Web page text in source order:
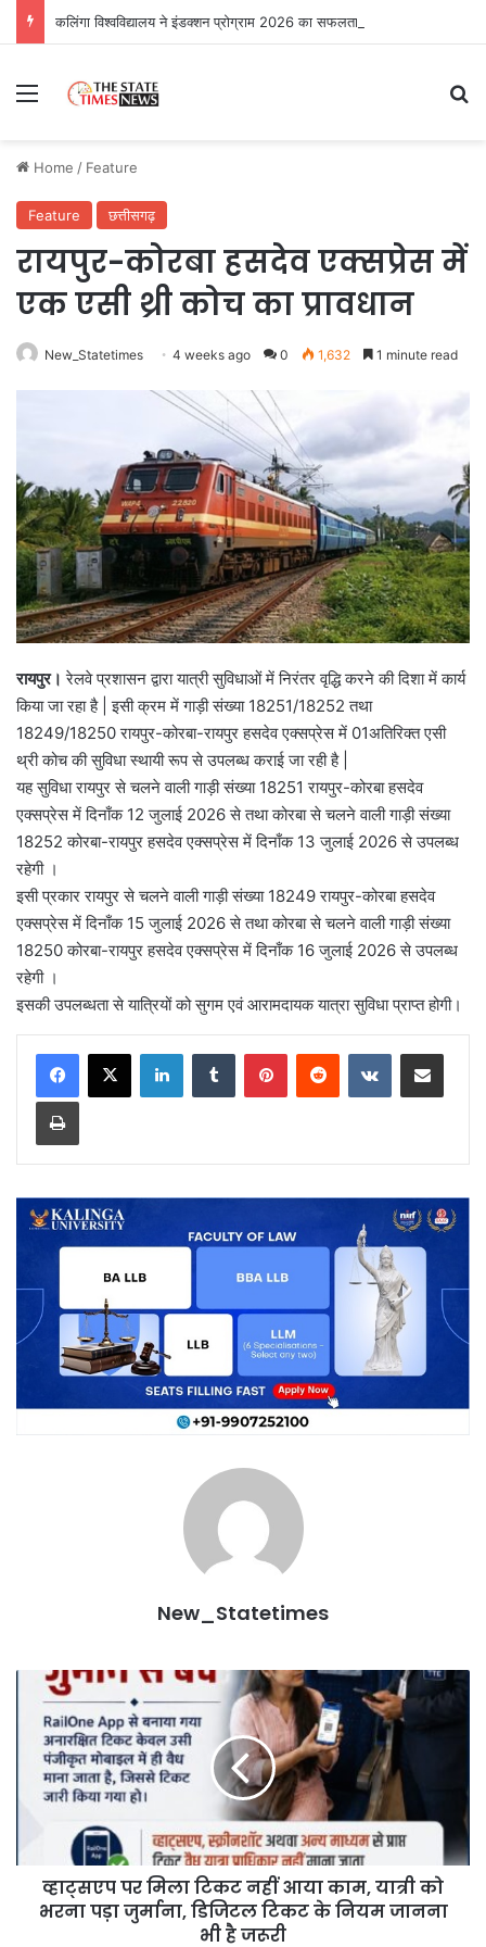
कलिंगा विश्वविद्यालय ने इंडक्शन प्रोग्राम 2026 का सफलतापूर्वक आयोजन
Menu
Home / Feature
Feature छत्तीसगढ़
रायपुर-कोरबा हसदेव एक्सप्रेस में
एक एसी थ्री कोच का प्रावधान
New_Statetimes 4 weeks ago 0 1,632 1 minute read
रायपुर। रेलवे प्रशासन द्वारा यात्री सुविधाओं में निरंतर वृद्धि करने की दिशा में कार्य
किया जा रहा है | इसी क्रम में गाड़ी संख्या 18251/18252 तथा
18249/18250 रायपुर-कोरबा-रायपुर हसदेव एक्सप्रेस में 01अतिरिक्त एसी
थ्री कोच की सुविधा स्थायी रूप से उपलब्ध कराई जा रही है |
यह सुविधा रायपुर से चलने वाली गाड़ी संख्या 18251 रायपुर-कोरबा हसदेव
एक्सप्रेस में दिनाँक 12 जुलाई 2026 से तथा कोरबा से चलने वाली गाड़ी संख्या
18252 कोरबा-रायपुर हसदेव एक्सप्रेस में दिनाँक 13 जुलाई 2026 से उपलब्ध
रहेगी ।
इसी प्रकार रायपुर से चलने वाली गाड़ी संख्या 18249 रायपुर-कोरबा हसदेव
एक्सप्रेस में दिनाँक 15 जुलाई 2026 से तथा कोरबा से चलने वाली गाड़ी संख्या
18250 कोरबा-रायपुर हसदेव एक्सप्रेस में दिनाँक 16 जुलाई 2026 से उपलब्ध
रहेगी ।
इसकी उपलब्धता से यात्रियों को सुगम एवं आरामदायक यात्रा सुविधा प्राप्त होगी।
LinkedInTumblr PinterestReddit VKontakteShare via Email
Print
New_Statetimes
व्हाट्सएप
टिकट
को
व्हाट्सएप पर मिला टिकट नहीं आया काम, यात्री को
भरना पड़ा जुर्माना, डिजिटल टिकट के नियम जानना
भी है जरूरी